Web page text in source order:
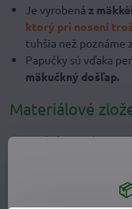
Je vyrobená z
ktorý pri nosení
tuhšia než poznáme
Papučky sú vďaka
mäkučkný došľap.
Materiálové
Zvršok:textil